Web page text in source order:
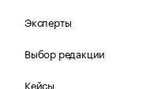
Эксперты
Выбор редакции
Кейсы